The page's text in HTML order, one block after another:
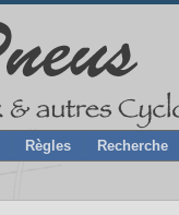
Règles Recherche